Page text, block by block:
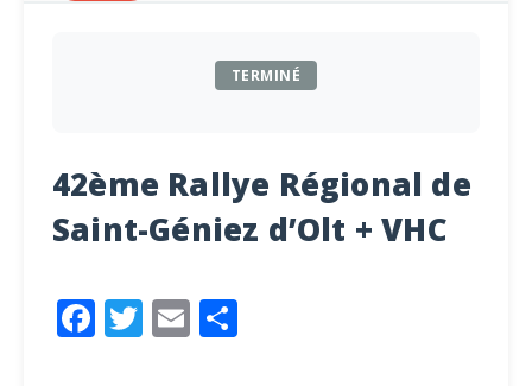
TERMINÉ
42ème Rallye Régional de
Saint-Géniez d’Olt + VHC
Facebook
Twitter
Email